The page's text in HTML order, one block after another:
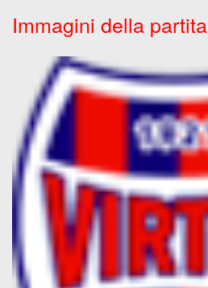
Immagini della partita